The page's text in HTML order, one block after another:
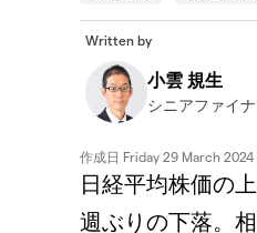
Written by
小雲 規生
シニアファイ
作成日 Friday 29 March 2024
日経平均株価の
週ぶりの下落。